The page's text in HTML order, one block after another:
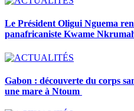
Le Président Oligui Nguema
panafricaniste Kwame
Gabon : découverte du corps
une mare à Ntoum